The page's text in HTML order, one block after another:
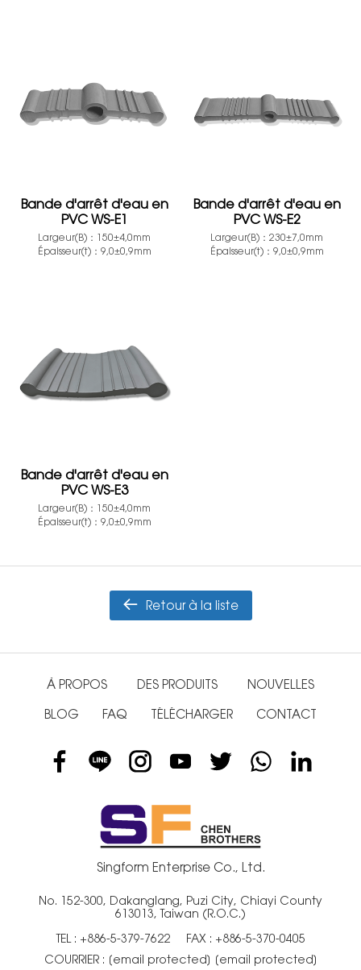
Bande d'arrêt d'eau en
PVC WS-E1
Largeur(B)：150±4,0mm
Épaisseur(t)：9,0±0,9mm
Bande d'arrêt d'eau en
PVC WS-E2
Largeur(B)：230±7,0mm
Épaisseur(t)：9,0±0,9mm
Bande d'arrêt d'eau en
PVC WS-E3
Largeur(B)：150±4,0mm
Épaisseur(t)：9,0±0,9mm
Retour à la liste
À PROPOS DES PRODUITS NOUVELLES
BLOG FAQ TÉLÉCHARGER CONTACT
Singform Enterprise Co., Ltd.
No. 152-300, Dakanglang, Puzi City, Chiayi County
613013, Taiwan (R.O.C.)
TEL : +886-5-379-7622
FAX : +886-5-370-0405
COURRIER : [email protected] [email protected]